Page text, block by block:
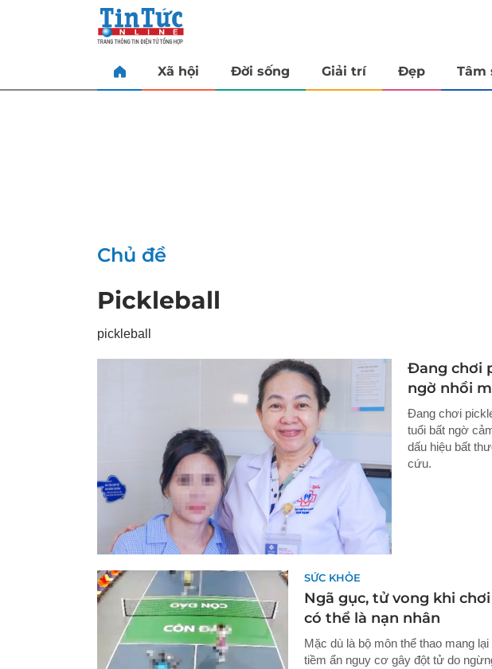
Xã hội Đời sống Giải trí Đẹp Tâm
Chủ đề
Pickleball
pickleball
Đang chơi
ngờ nhồi
Đang chơi
tuổi bất ngờ
dấu hiệu bất
cứu.
SỨC KHỎE
Ngã gục, tử vong khi
có thể là nạn nhân
Mặc dù là bộ môn thể thao mang
tiềm ẩn nguy cơ gây đột tử do